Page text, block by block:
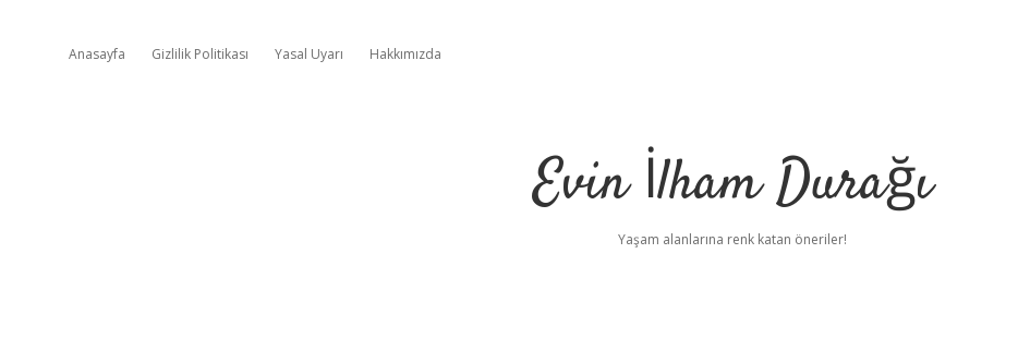
Anasayfa Gizlilik Politikası Yasal Uyarı Hakkımızda
Evin İlham Durağı
Yaşam alanlarına renk katan öneriler!